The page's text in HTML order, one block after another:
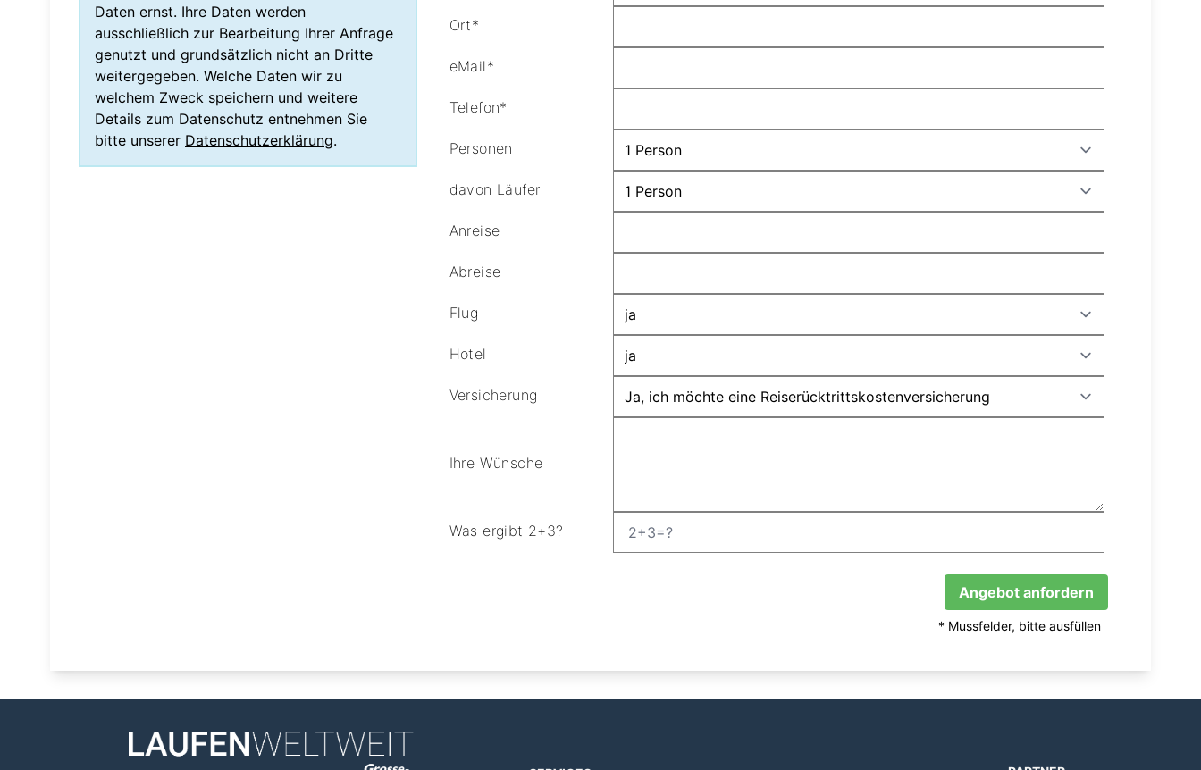
Daten ernst. Ihre Daten werden
ausschließlich zur Bearbeitung Ihrer Anfrage
genutzt und grundsätzlich nicht an Dritte
weitergegeben. Welche Daten wir zu
welchem Zweck speichern und weitere
Details zum Datenschutz entnehmen Sie
bitte unserer Datenschutzerklärung.
Ort*
eMail*
Telefon*
Personen
davon Läufer
Anreise
Abreise
Flug
Hotel
Versicherung
Ihre Wünsche
Was ergibt 2+3?
Angebot anfordern
* Mussfelder, bitte ausfüllen